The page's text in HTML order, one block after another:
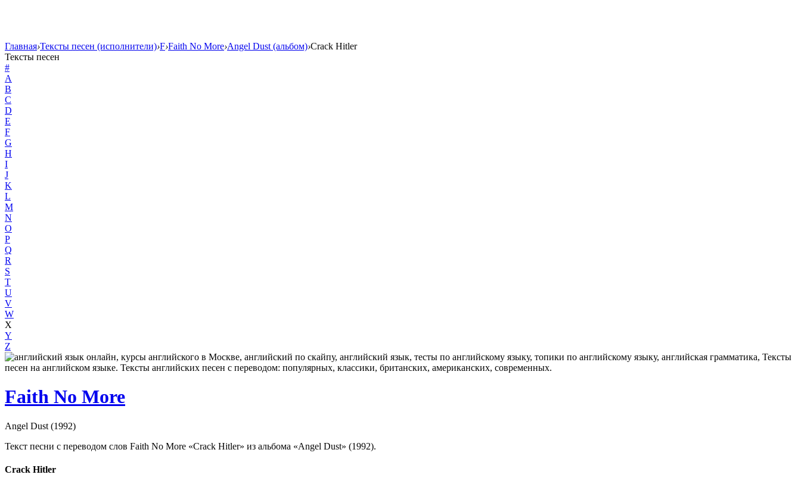
Главная›Тексты песен (исполнители)›F›Faith No More›Angel Dust (альбом)›Crack Hitler
Тексты песен
#
A
B
C
D
E
F
G
H
I
J
K
L
M
N
O
P
Q
R
S
T
U
V
W
X
Y
Z
Faith No More
Angel Dust (1992)
Текст песни с переводом слов Faith No More «Crack Hitler» из альбома «Angel Dust» (1992).
Crack Hitler